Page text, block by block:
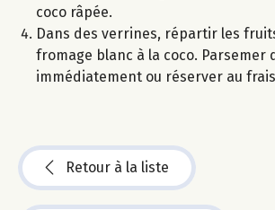
coco râpée.
Dans des verrines, répartir les
fromage blanc à la coco. Parsemer
immédiatement ou réserver au
Retour à la liste